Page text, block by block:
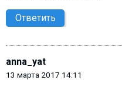
Ответить
anna_yat
13 марта 2017 14:11